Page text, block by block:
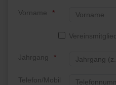
Vorname
Jahrgang
Telefon/Mobil